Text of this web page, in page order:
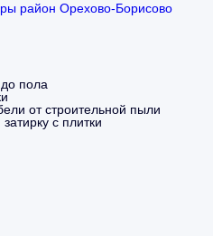
район Орехово-Борисово
пола
от строительной пыли
с плитки